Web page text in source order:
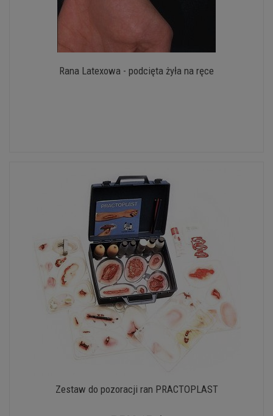
Rana Latexowa - podcięta żyła na ręce
Zestaw do pozoracji ran PRACTOPLAST